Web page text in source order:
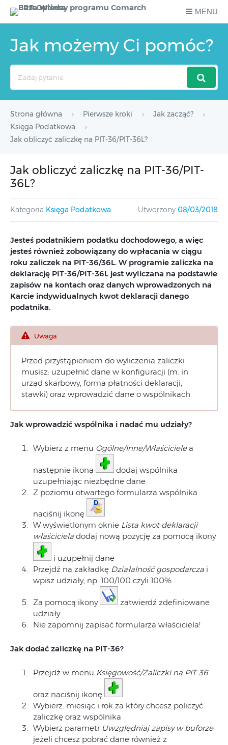
MENU
Jak możemy Ci pomóc?
Strona główna Pierwsze kroki
Jak zacząć?
Księga Podatkowa
Jak obliczyć zaliczkę na PIT-36/PIT-36L?
Jak obliczyć zaliczkę na PIT-36/PIT-
36L?
Kategoria Księga Podatkowa Utworzony 08/03/2018
Jesteś podatnikiem podatku dochodowego, a więc
jesteś również zobowiązany do wpłacania w ciągu
roku zaliczek na PIT-36/36L. W programie zaliczka na
deklarację PIT-36/PIT-36L jest wyliczana na podstawie
zapisów na kontach oraz danych wprowadzonych na
Karcie indywidualnych kwot deklaracji danego
podatnika.
Uwaga
Przed przystąpieniem do wyliczenia zaliczki
musisz: uzupełnić dane w konfiguracji (m. in.
urząd skarbowy, forma płatności deklaracji,
stawki) oraz wprowadzić dane o wspólnikach
Jak wprowadzić wspólnika i nadać mu udziały?
Wybierz z menu Ogólne/Inne/Właścicielea
następnie ikoną
dodaj wspólnika
uzupełniając niezbędne dane
Z poziomu otwartego formularza wspólnika
naciśnij ikonę
W wyświetlonym oknie Lista kwot deklaracji
właściciela dodaj nową pozycję za pomocą ikony
i uzupełnij dane
Przejdź na zakładkę Działalność gospodarcza i
wpisz udziały, np. 100/100 czyli 100%
Za pomocą ikony
zatwierdź zdefiniowane
udziały
Nie zapomnij zapisać formularza właściciela!
Jak dodać zaliczkę na PIT-36?
Przejdź w menu Księgowość/Zaliczki na PIT-36
oraz naciśnij ikonę
Wybierz: miesiąc i rok za który chcesz policzyć
zaliczkę oraz wspólnika
Wybierz parametr Uwzględniaj zapisy w buforze
jeżeli chcesz pobrać dane również z